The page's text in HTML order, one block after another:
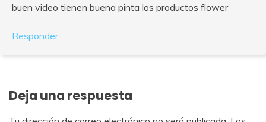
buen video tienen buena pinta los productos flower
Responder
Deja una respuesta